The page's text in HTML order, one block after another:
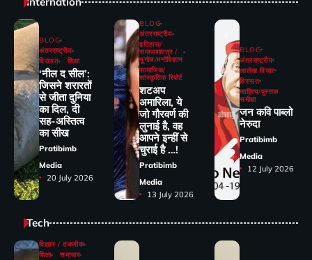
BLOG
अंतरराष्ट्रीय
विरासत
शिक्षा
‘नील द सील’:
जिसने शरारतों
से जीता दुनिया
का दिल, दी
सह-अस्तित्व
का सीख
Pratibimb
Media
20 July 2026
BLOG
अंतरराष्ट्रीय
इतिहास/
समाजशास्त्र /
भूगोल/मनोविज्ञान
सामाजिक/
सांस्कृतिक रिपोर्ट
शटअप
अमारिला, ये
जो गौरवर्ण की
लुनाई है, वह
आपने इन्हीं से
चुराई है …!
Pratibimb
Media
13 July 2026
BLOG
अंतरराष्ट्रीय
आलेख विचार
विरासत
साहित्य/पुस्तक
समीक्षा
जन कवि पाब्लो
नेरुदा
Pratibimb
Media
12 July 2026
Tech
विज्ञान / तकनीक
शिक्षा
समाचार